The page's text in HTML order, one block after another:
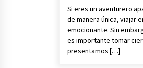
Si eres un aventurero
de manera única, viajar
emocionante. Sin
es importante tomar
presentamos […]